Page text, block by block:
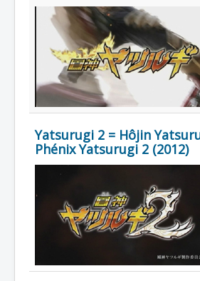
Acteur
Équipe
Personnage
Transformation
Équipement
Mecha
Épisode
Référence
Yatsurugi 2 = Hôjin
Phénix Yatsurugi 2 (2012)